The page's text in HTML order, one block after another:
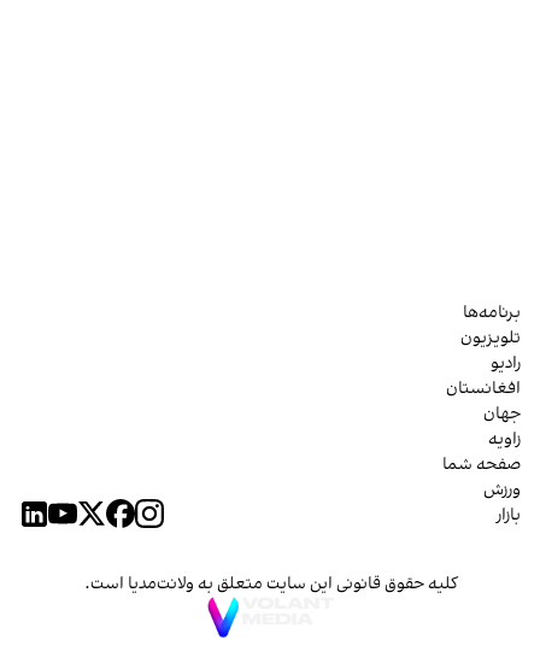
برنامه‌ها
تلویزیون
رادیو
افغانستان
جهان
زاویه
صفحه شما
ورزش
بازار
کلیه حقوق قانونی این سایت متعلق به ولانت‌مدیا است.